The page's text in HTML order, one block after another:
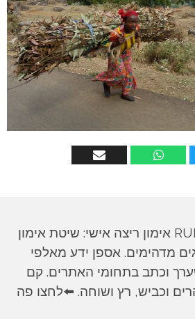
גיא, מאמן RUNPANEL אימון ריצה אישי: שיטת אימון
מדהימים. אספן ידע מאלפי
וכתב בתחומי האתרים. קם
וכביש, רץ ושוחה. ⬅️לחצו פה